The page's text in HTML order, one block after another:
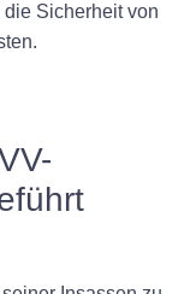
Sicherheit von